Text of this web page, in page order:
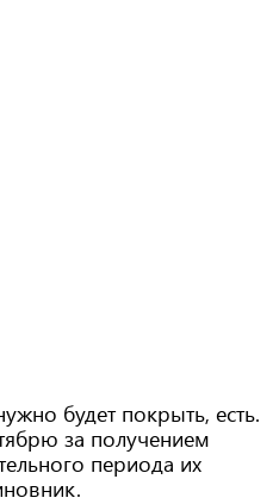
будет покрыть, есть.
за получением
периода их